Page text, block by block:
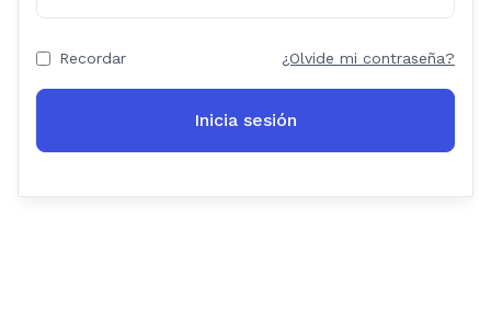
Recordar ¿Olvide mi contraseña?